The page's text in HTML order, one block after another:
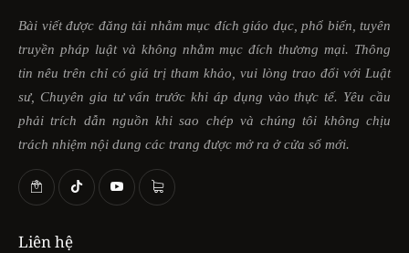
Bài viết được đăng tải nhằm mục đích giáo dục, phổ biến, tuyên
truyền pháp luật và không nhằm mục đích thương mại. Thông
tin nêu trên chỉ có giá trị tham khảo, vui lòng trao đổi với Luật
sư, Chuyên gia tư vấn trước khi áp dụng vào thực tế. Yêu cầu
phải trích dẫn nguồn khi sao chép và chúng tôi không chịu
trách nhiệm nội dung các trang được mở ra ở cửa sổ mới.
Liên hệ